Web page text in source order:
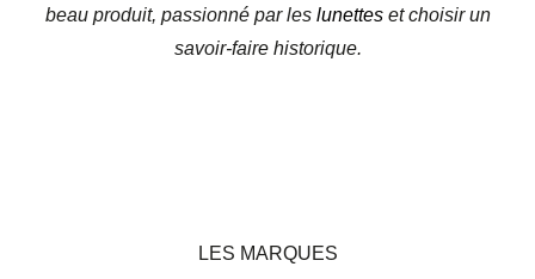
beau produit, passionné par les lunetteset choisir un
savoir-faire historique.
LES MARQUES